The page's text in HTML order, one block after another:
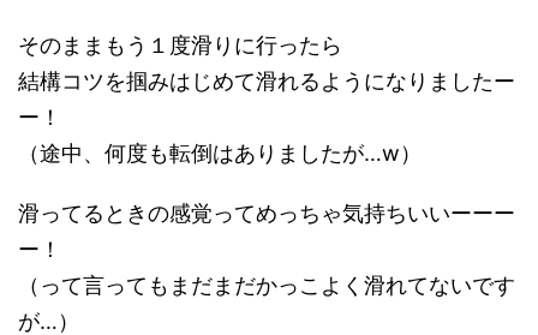
そのままもう１度滑りに行ったら
結構コツを掴みはじめて滑れるようになりましたー
ー！
（途中、何度も転倒はありましたが…w）
滑ってるときの感覚ってめっちゃ気持ちいいーーー
ー！
（って言ってもまだまだかっこよく滑れてないです
が…）